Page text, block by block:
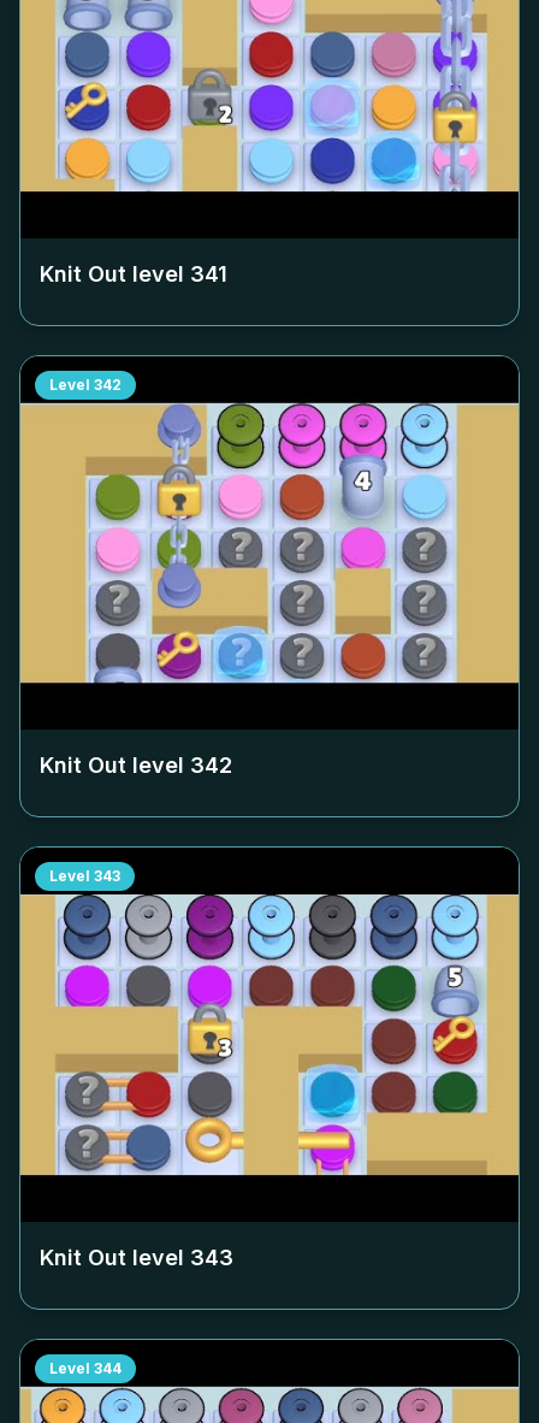
Knit Out level 341
Level 342
Knit Out level 342
Level 343
Knit Out level 343
Level 344